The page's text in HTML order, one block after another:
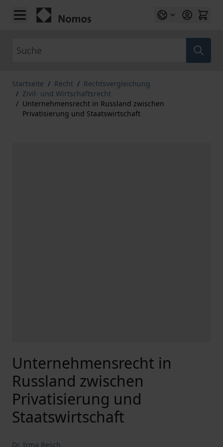
Zum Inhalt springen
Startseite / Recht / Rechtsvergleichung
/ Zivil- und Wirtschaftsrecht
/ Unternehmensrecht in Russland zwischen
Privatisierung und Staatswirtschaft
Unternehmensrecht in
Russland zwischen
Privatisierung und
Staatswirtschaft
Dr. Irma Resch